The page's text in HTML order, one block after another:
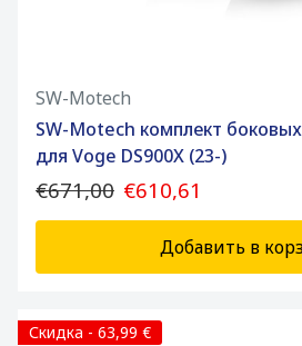
SW-Motech
SW-Motech комплект
для Voge DS900X (23-)
€671,00 €610,61
Добавить в
Скидка - 63,99 €